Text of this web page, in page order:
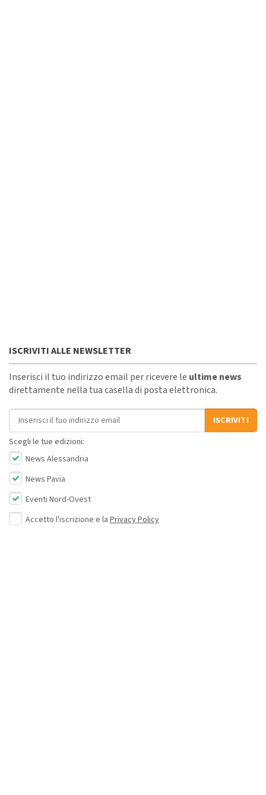
ISCRIVITI ALLE NEWSLETTER
Inserisci il tuo indirizzo email per ricevere le ultime news
direttamente nella tua casella di posta elettronica.
Indirizzo email
ISCRIVITI
Scegli le tue edizioni:
News Alessandria
News Pavia
Eventi Nord-Ovest
Accetto l'iscrizione e la Privacy Policy